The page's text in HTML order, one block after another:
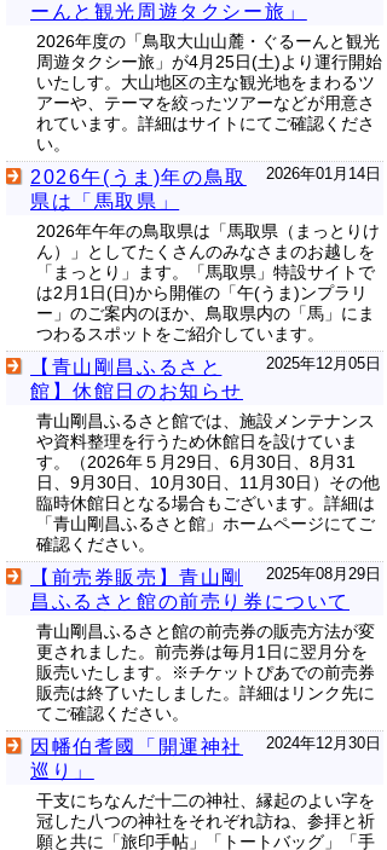
ーんと観光周遊タクシー旅」
2026年度の「鳥取大山山麓・ぐるーんと観光
周遊タクシー旅」が4月25日(土)より運行開始
いたしす。大山地区の主な観光地をまわるツ
アーや、テーマを絞ったツアーなどが用意さ
れています。詳細はサイトにてご確認くださ
い。
2026年01月14日
2026午(うま)年の鳥取
県は「馬取県」
2026年午年の鳥取県は「馬取県（まっとりけ
ん）」としてたくさんのみなさまのお越しを
「まっとり」ます。「馬取県」特設サイトで
は2月1日(日)から開催の「午(うま)ンプラリ
ー」のご案内のほか、鳥取県内の「馬」にま
つわるスポットをご紹介しています。
2025年12月05日
【青山剛昌ふるさと
館】休館日のお知らせ
青山剛昌ふるさと館では、施設メンテナンス
や資料整理を行うため休館日を設けていま
す。（2026年５月29日、6月30日、8月31
日、9月30日、10月30日、11月30日）その他
臨時休館日となる場合もございます。詳細は
「青山剛昌ふるさと館」ホームページにてご
確認ください。
2025年08月29日
【前売券販売】青山剛
昌ふるさと館の前売り券について
青山剛昌ふるさと館の前売券の販売方法が変
更されました。前売券は毎月1日に翌月分を
販売いたします。※チケットぴあでの前売券
販売は終了いたしました。詳細はリンク先に
てご確認ください。
2024年12月30日
因幡伯耆國「開運神社
巡り」
干支にちなんだ十二の神社、縁起のよい字を
冠した八つの神社をそれぞれ訪ね、参拝と祈
願と共に「旅印手帖」「トートバッグ」「手